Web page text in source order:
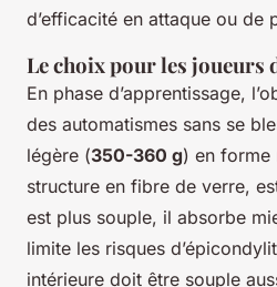
d’efficacité en attaque ou de
Le choix pour les joueurs
En phase d’apprentissage,
des automatismes sans se
légère (350-360 g) en forme
structure en fibre de verre,
est plus souple, il absorbe
limite les risques
intérieure doit être souple